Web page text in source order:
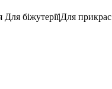
Для біжутерії|Для